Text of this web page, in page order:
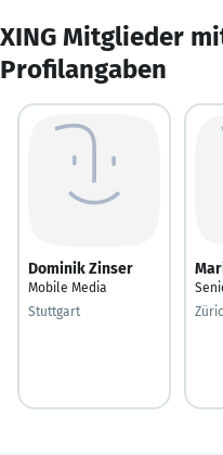
XING Mitglieder
Profilangaben
Dominik Zinser
Mobile Media
Stuttgart